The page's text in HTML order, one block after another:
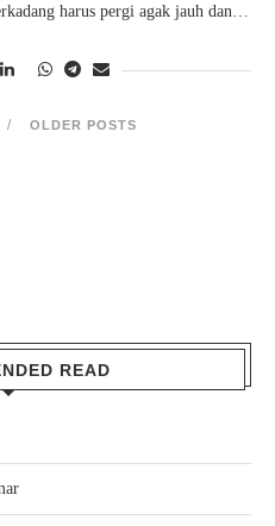
harus pergi agak jauh dan…
OLDER POSTS
READ